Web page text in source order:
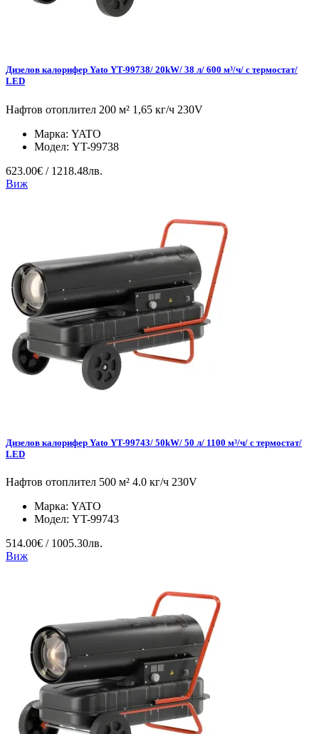
Дизелов калорифер Yato YT-99738/ 20kW/ 38 л/ 600 м³/ч/ с термостат/
LED
Нафтов отоплител 200 м² 1,65 кг/ч 230V
Марка: YATO
Модел: YT-99738
623.00€ / 1218.48лв.
Виж
Дизелов калорифер Yato YT-99743/ 50kW/ 50 л/ 1100 м³/ч/ с термостат/
LED
Нафтов отоплител 500 м² 4.0 кг/ч 230V
Марка: YATO
Модел: YT-99743
514.00€ / 1005.30лв.
Виж